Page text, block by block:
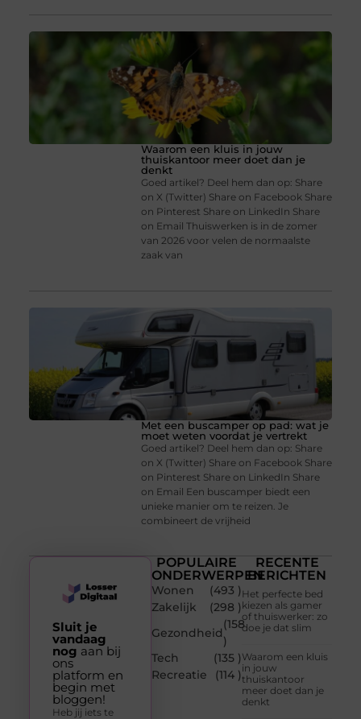
Waarom een kluis in jouw
thuiskantoor meer doet dan je
denkt
Goed artikel? Deel hem dan op: Share
on X (Twitter) Share on Facebook Share
on Pinterest Share on LinkedIn Share
on Email Thuiswerken is in de zomer
van 2026 voor velen de normaalste
zaak van
Met een buscamper op pad: wat je
moet weten voordat je vertrekt
Goed artikel? Deel hem dan op: Share
on X (Twitter) Share on Facebook Share
on Pinterest Share on LinkedIn Share
on Email Een buscamper biedt een
unieke manier om te reizen. Je
combineert de vrijheid
POPULAIRE
ONDERWERPEN
Wonen
(493 )
Zakelijk
(298 )
Gezondheid
(158
)
Tech
(135 )
Recreatie
(114 )
RECENTE
BERICHTEN
Het perfecte bed
kiezen als gamer
of thuiswerker: zo
doe je dat slim
Waarom een kluis
in jouw
thuiskantoor
meer doet dan je
denkt
Sluit je
vandaag
nog aan bij
ons
platform en
begin met
bloggen!
Heb jij iets te